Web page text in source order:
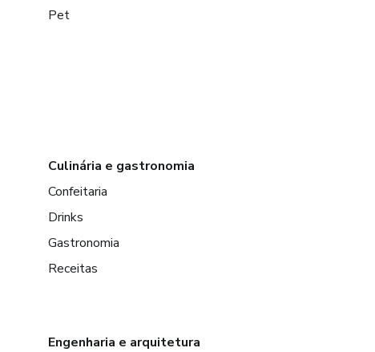
Pet
Culinária e gastronomia
Confeitaria
Drinks
Gastronomia
Receitas
Engenharia e arquitetura